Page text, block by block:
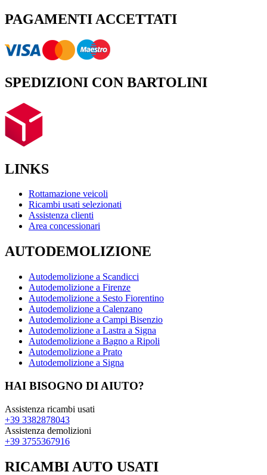
PAGAMENTI ACCETTATI
SPEDIZIONI CON BARTOLINI
LINKS
Rottamazione veicoli
Ricambi usati selezionati
Assistenza clienti
Area concessionari
AUTODEMOLIZIONE
Autodemolizione a Scandicci
Autodemolizione a Firenze
Autodemolizione a Sesto Fiorentino
Autodemolizione a Calenzano
Autodemolizione a Campi Bisenzio
Autodemolizione a Lastra a Signa
Autodemolizione a Bagno a Ripoli
Autodemolizione a Prato
Autodemolizione a Signa
HAI BISOGNO DI AIUTO?
Assistenza ricambi usati
+39 3382878043
Assistenza demolizioni
+39 3755367916
RICAMBI AUTO USATI